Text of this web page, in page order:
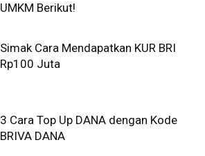
UMKM Berikut!
Simak Cara Mendapatkan KUR BRI
Rp100 Juta
3 Cara Top Up DANA dengan Kode
BRIVA DANA